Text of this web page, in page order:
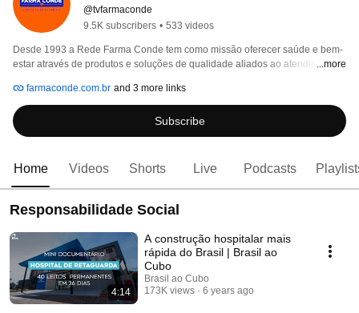
@tvfarmaconde
9.5K subscribers • 533 videos
Desde 1993 a Rede Farma Conde tem como missão oferecer saúde e bem-
estar através de produtos e soluções de qualidade aliados ao atendimento
inegociáveis.
...more
farmaconde.com.br and 3 more links
Subscribe
Home Videos Shorts Live Podcasts
Responsabilidade Social
4:14
A construção hospitalar mais
rápida do Brasil | Brasil ao
Cubo
Brasil ao Cubo
173K views
6 years ago